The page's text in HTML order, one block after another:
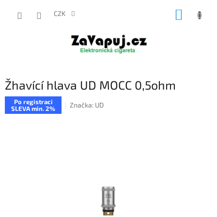
CZK
Žhavící hlava UD MOCC 0,5ohm
Po registraci
SLEVA min. 2%
Značka: UD